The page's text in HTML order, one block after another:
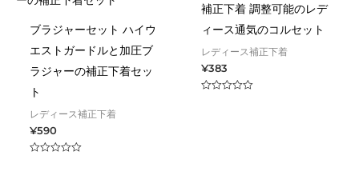
ブラジャーセット ハイウ
エストガードルと加圧ブ
ラジャーの補正下着セッ
ト
レディース補正下着
¥590
補正下着 調整可能のレデ
ィース通気のコルセット
レディース補正下着
¥383